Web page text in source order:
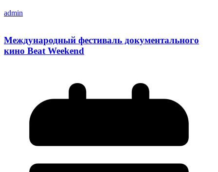
admin
Международный фестиваль документального
кино Beat Weekend